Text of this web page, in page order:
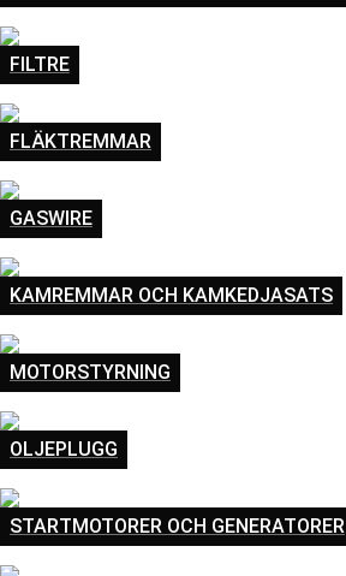
FILTRE
FLÄKTREMMAR
GASWIRE
KAMREMMAR OCH KAMKEDJASATS
MOTORSTYRNING
OLJEPLUGG
STARTMOTORER OCH GENERATORER